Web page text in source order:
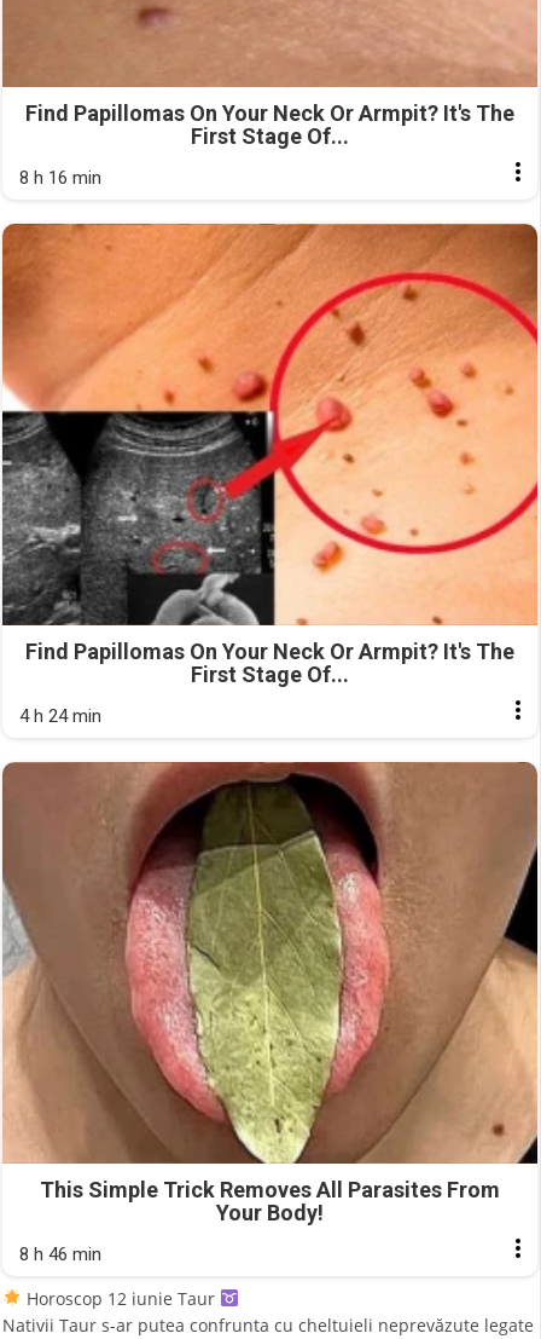
Find Papillomas On Your Neck Or Armpit? It's The
First Stage Of...
8 h 16 min
Find Papillomas On Your Neck Or Armpit? It's The
First Stage Of...
4 h 24 min
This Simple Trick Removes All Parasites From
Your Body!
8 h 46 min
Horoscop 12 iunie Taur
Nativii Taur s-ar putea confrunta cu cheltuieli neprevăzute legate